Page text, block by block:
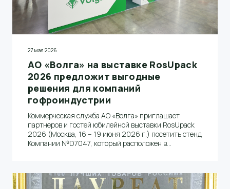
27 мая 2026
АО «Волга» на выставке RosUpack
2026 предложит выгодные
решения для компаний
гофроиндустрии
Коммерческая служба АО «Волга» приглашает
партнеров и гостей юбилейной выставки RosUpack
2026 (Москва, 16 – 19 июня 2026 г.) посетить стенд
Компании №D7047, который расположен в